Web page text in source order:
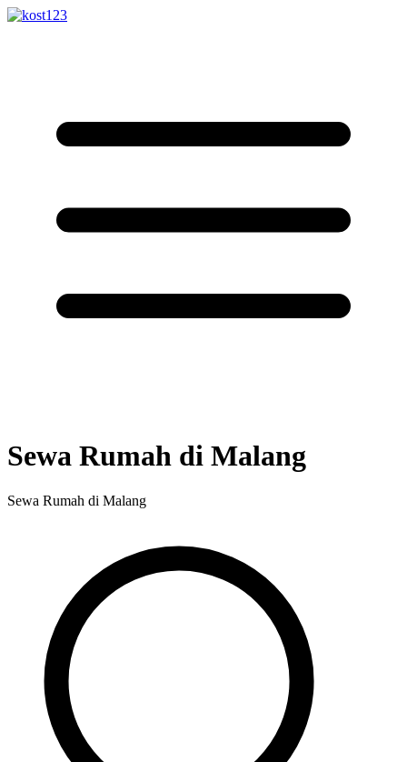
Sewa Rumah di Malang
Sewa Rumah di Malang